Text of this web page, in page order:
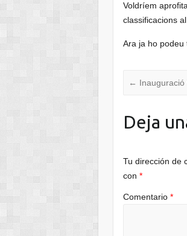
Voldríem
classificacions
Ara ja ho podeu
← Inauguració
Deja
Tu dirección de
con*
Comentario*